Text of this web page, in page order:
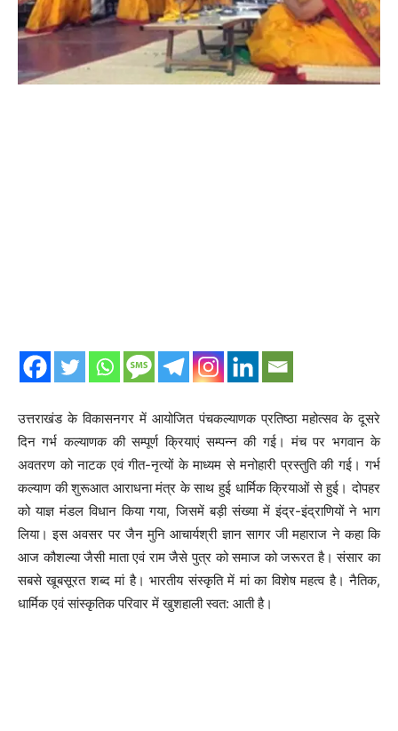
उत्तराखंड के विकासनगर में आयोजित पंचकल्याणक प्रतिष्ठा महोत्सव के दूसरे
दिन गर्भ कल्याणक की सम्पूर्ण क्रियाएं सम्पन्न की गई। मंच पर भगवान के
अवतरण को नाटक एवं गीत-नृत्यों के माध्यम से मनोहारी प्रस्तुति की गई। गर्भ
कल्याण की शुरूआत आराधना मंत्र के साथ हुई धार्मिक क्रियाओं से हुई। दोपहर
को याज्ञ मंडल विधान किया गया, जिसमें बड़ी संख्या में इंद्र-इंद्राणियों ने भाग
लिया। इस अवसर पर जैन मुनि आचार्यश्री ज्ञान सागर जी महाराज ने कहा कि
आज कौशल्या जैसी माता एवं राम जैसे पुत्र को समाज को जरूरत है। संसार का
सबसे खूबसूरत शब्द मां है। भारतीय संस्कृति में मां का विशेष महत्व है। नैतिक,
धार्मिक एवं सांस्कृतिक परिवार में खुशहाली स्वत: आती है।